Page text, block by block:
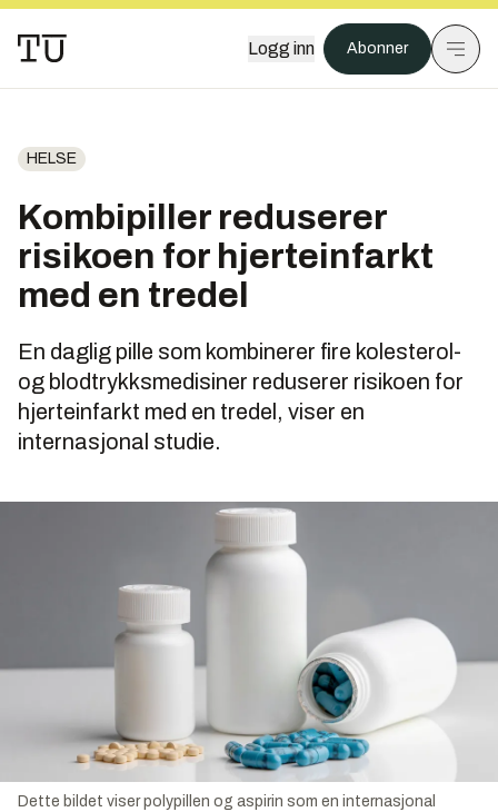
Logg inn Abonner
HELSE
Kombipiller reduserer
risikoen for hjerteinfarkt
med en tredel
En daglig pille som kombinerer fire kolesterol-
og blodtrykksmedisiner reduserer risikoen for
hjerteinfarkt med en tredel, viser en
internasjonal studie.
Dette bildet viser polypillen og aspirin som en internasjonal